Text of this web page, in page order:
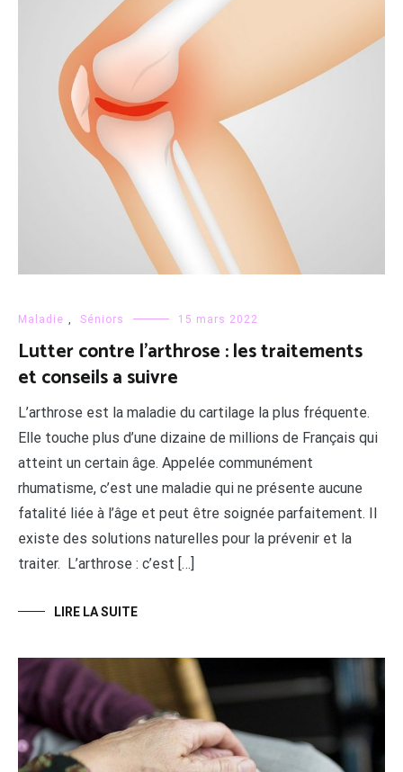
Maladie Séniors 15 mars 2022
Lutter contre l’arthrose : les traitements
et conseils a suivre
L’arthrose est la maladie du cartilage la plus fréquente.
Elle touche plus d’une dizaine de millions de Français qui
atteint un certain âge. Appelée communément
rhumatisme, c’est une maladie qui ne présente aucune
fatalité liée à l’âge et peut être soignée parfaitement. Il
existe des solutions naturelles pour la prévenir et la
traiter. L’arthrose : c’est […]
LIRE LA SUITE